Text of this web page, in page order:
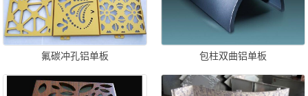
氟碳冲孔铝单板 包柱双曲铝单板